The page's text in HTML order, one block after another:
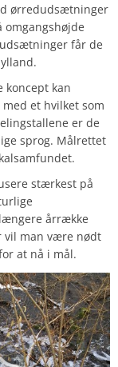
ørredudsætninger
får de
koncept kan
et hvilket som
er de
sprog. Målrettet
stærkest på
årrække
vil man være nødt
at nå i mål.